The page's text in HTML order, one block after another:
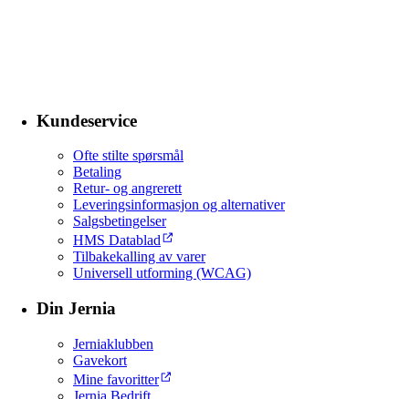
Kundeservice
Ofte stilte spørsmål
Betaling
Retur- og angrerett
Leveringsinformasjon og alternativer
Salgsbetingelser
HMS Datablad
Tilbakekalling av varer
Universell utforming (WCAG)
Din Jernia
Jerniaklubben
Gavekort
Mine favoritter
Jernia Bedrift